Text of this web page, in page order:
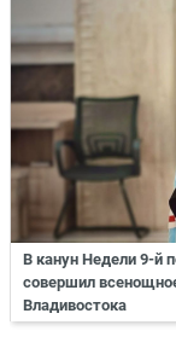
В канун Недели 9-й
совершил
Владивостока